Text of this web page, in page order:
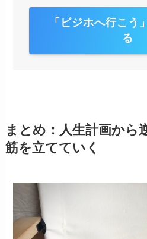
「ビジホへ行こう
る
まとめ：人生計画から
筋を立てていく